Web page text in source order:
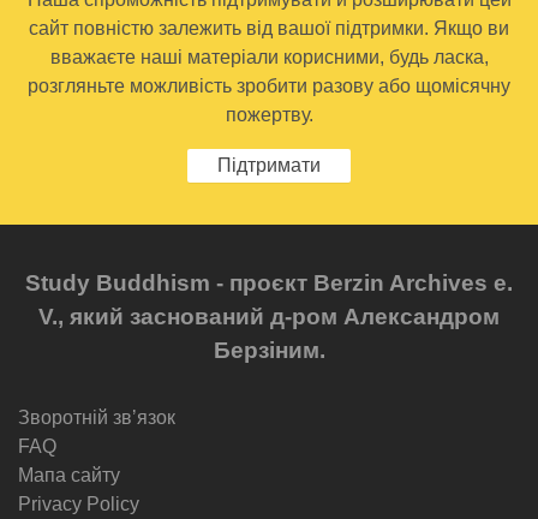
сайт повністю залежить від вашої підтримки. Якщо ви
вважаєте наші матеріали корисними, будь ласка,
розгляньте можливість зробити разову або щомісячну
пожертву.
Підтримати
Study Buddhism - проєкт Berzin Archives e.
V., який заснований д-ром Александром
Берзіним.
Зворотній звʼязок
FAQ
Мапа сайту
Privacy Policy